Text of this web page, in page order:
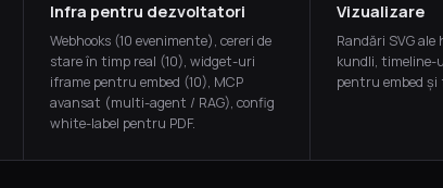
Infra pentru dezvoltatori
Webhooks (10 evenimente), cereri de
stare în timp real (10), widget-uri
iframe pentru embed (10), MCP
avansat (multi-agent / RAG), config
white-label pentru PDF.
Vizualizare
Randări SVG
kundli,
pentru embed și